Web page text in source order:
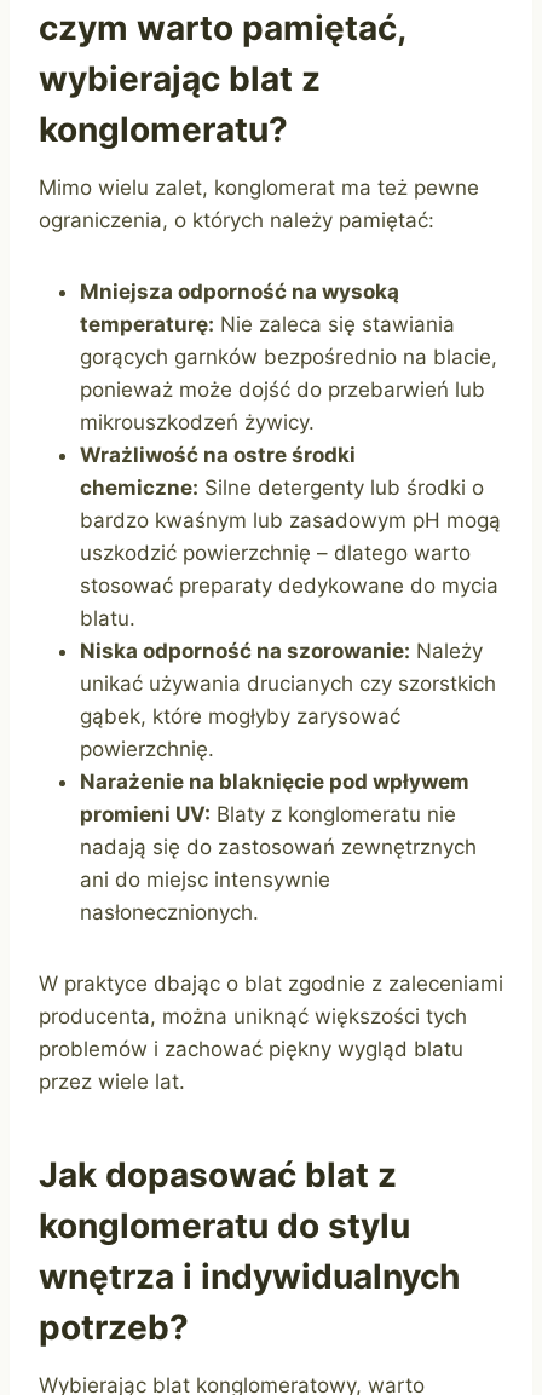
czym warto pamiętać,
wybierając blat z
konglomeratu?
Mimo wielu zalet, konglomerat ma też pewne
ograniczenia, o których należy pamiętać:
Mniejsza odporność na wysoką
temperaturę: Nie zaleca się stawiania
gorących garnków bezpośrednio na blacie,
ponieważ może dojść do przebarwień lub
mikrouszkodzeń żywicy.
Wrażliwość na ostre środki
chemiczne: Silne detergenty lub środki o
bardzo kwaśnym lub zasadowym pH mogą
uszkodzić powierzchnię – dlatego warto
stosować preparaty dedykowane do mycia
blatu.
Niska odporność na szorowanie: Należy
unikać używania drucianych czy szorstkich
gąbek, które mogłyby zarysować
powierzchnię.
Narażenie na blaknięcie pod wpływem
promieni UV: Blaty z konglomeratu nie
nadają się do zastosowań zewnętrznych
ani do miejsc intensywnie
nasłonecznionych.
W praktyce dbając o blat zgodnie z zaleceniami
producenta, można uniknąć większości tych
problemów i zachować piękny wygląd blatu
przez wiele lat.
Jak dopasować blat z
konglomeratu do stylu
wnętrza i indywidualnych
potrzeb?
Wybierając blat konglomeratowy, warto